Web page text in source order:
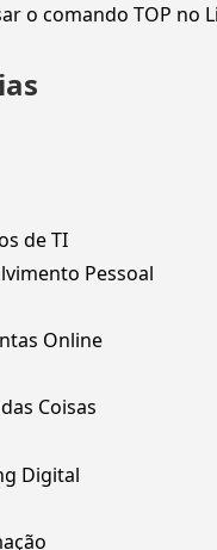
o comando TOP no
de TI
Pessoal
Online
Coisas
Digital